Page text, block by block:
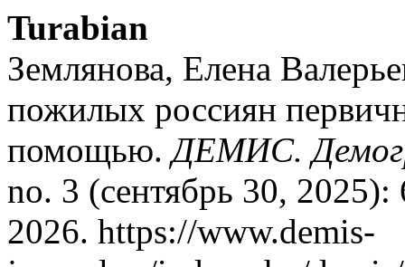
Turabian
Землянова, Елена
пожилых россиян
помощью.ДЕМИС.
no. 3 (сентябрь 30,
2026. https://www.demis-